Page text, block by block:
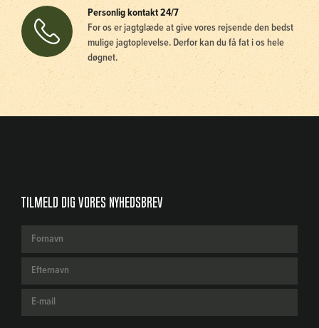
Personlig kontakt 24/7
For os er jagtglæde at give vores rejsende den bedst
mulige jagtoplevelse. Derfor kan du få fat i os hele
døgnet.
Tilmeld dig vores nyhedsbrev